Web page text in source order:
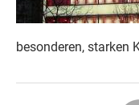
besonderen, starken